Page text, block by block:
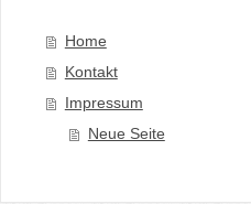
Home
Kontakt
Impressum
Neue Seite